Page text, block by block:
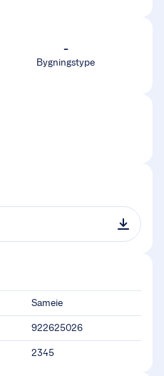
-
Bygningstype
Sameie
922625026
2345